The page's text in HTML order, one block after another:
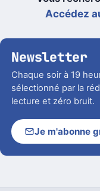
Accédez
Newsletter
Chaque soir à 19
sélectionné par la
lecture et zéro bruit.
Je m'abonne